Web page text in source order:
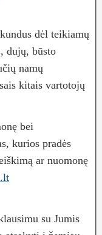
dėl teikiamų
dujų, būsto
namų
kitais vartotojų
bei
kurios pradės
ar nuomonę
su Jumis